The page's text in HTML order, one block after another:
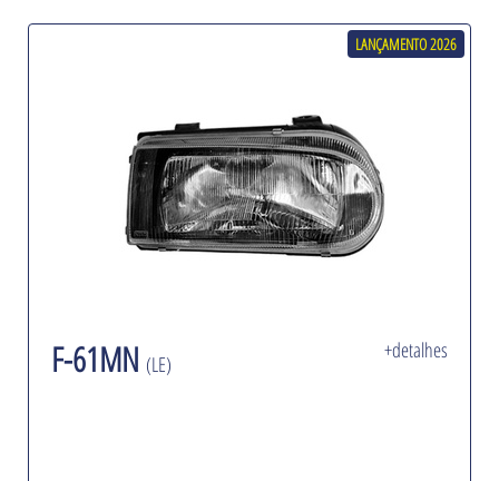
LANÇAMENTO 2026
F-61MN (LE)
+detalhes